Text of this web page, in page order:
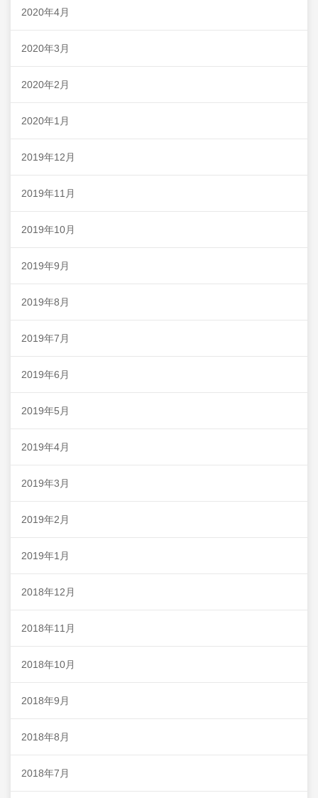
2020年4月
2020年3月
2020年2月
2020年1月
2019年12月
2019年11月
2019年10月
2019年9月
2019年8月
2019年7月
2019年6月
2019年5月
2019年4月
2019年3月
2019年2月
2019年1月
2018年12月
2018年11月
2018年10月
2018年9月
2018年8月
2018年7月